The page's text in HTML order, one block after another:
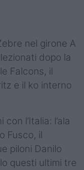
nel girone A
dopo la
Falcons, il
e il ko interno
l’Italia: l’ala
Fusco, il
piloni Danilo
questi ultimi tre